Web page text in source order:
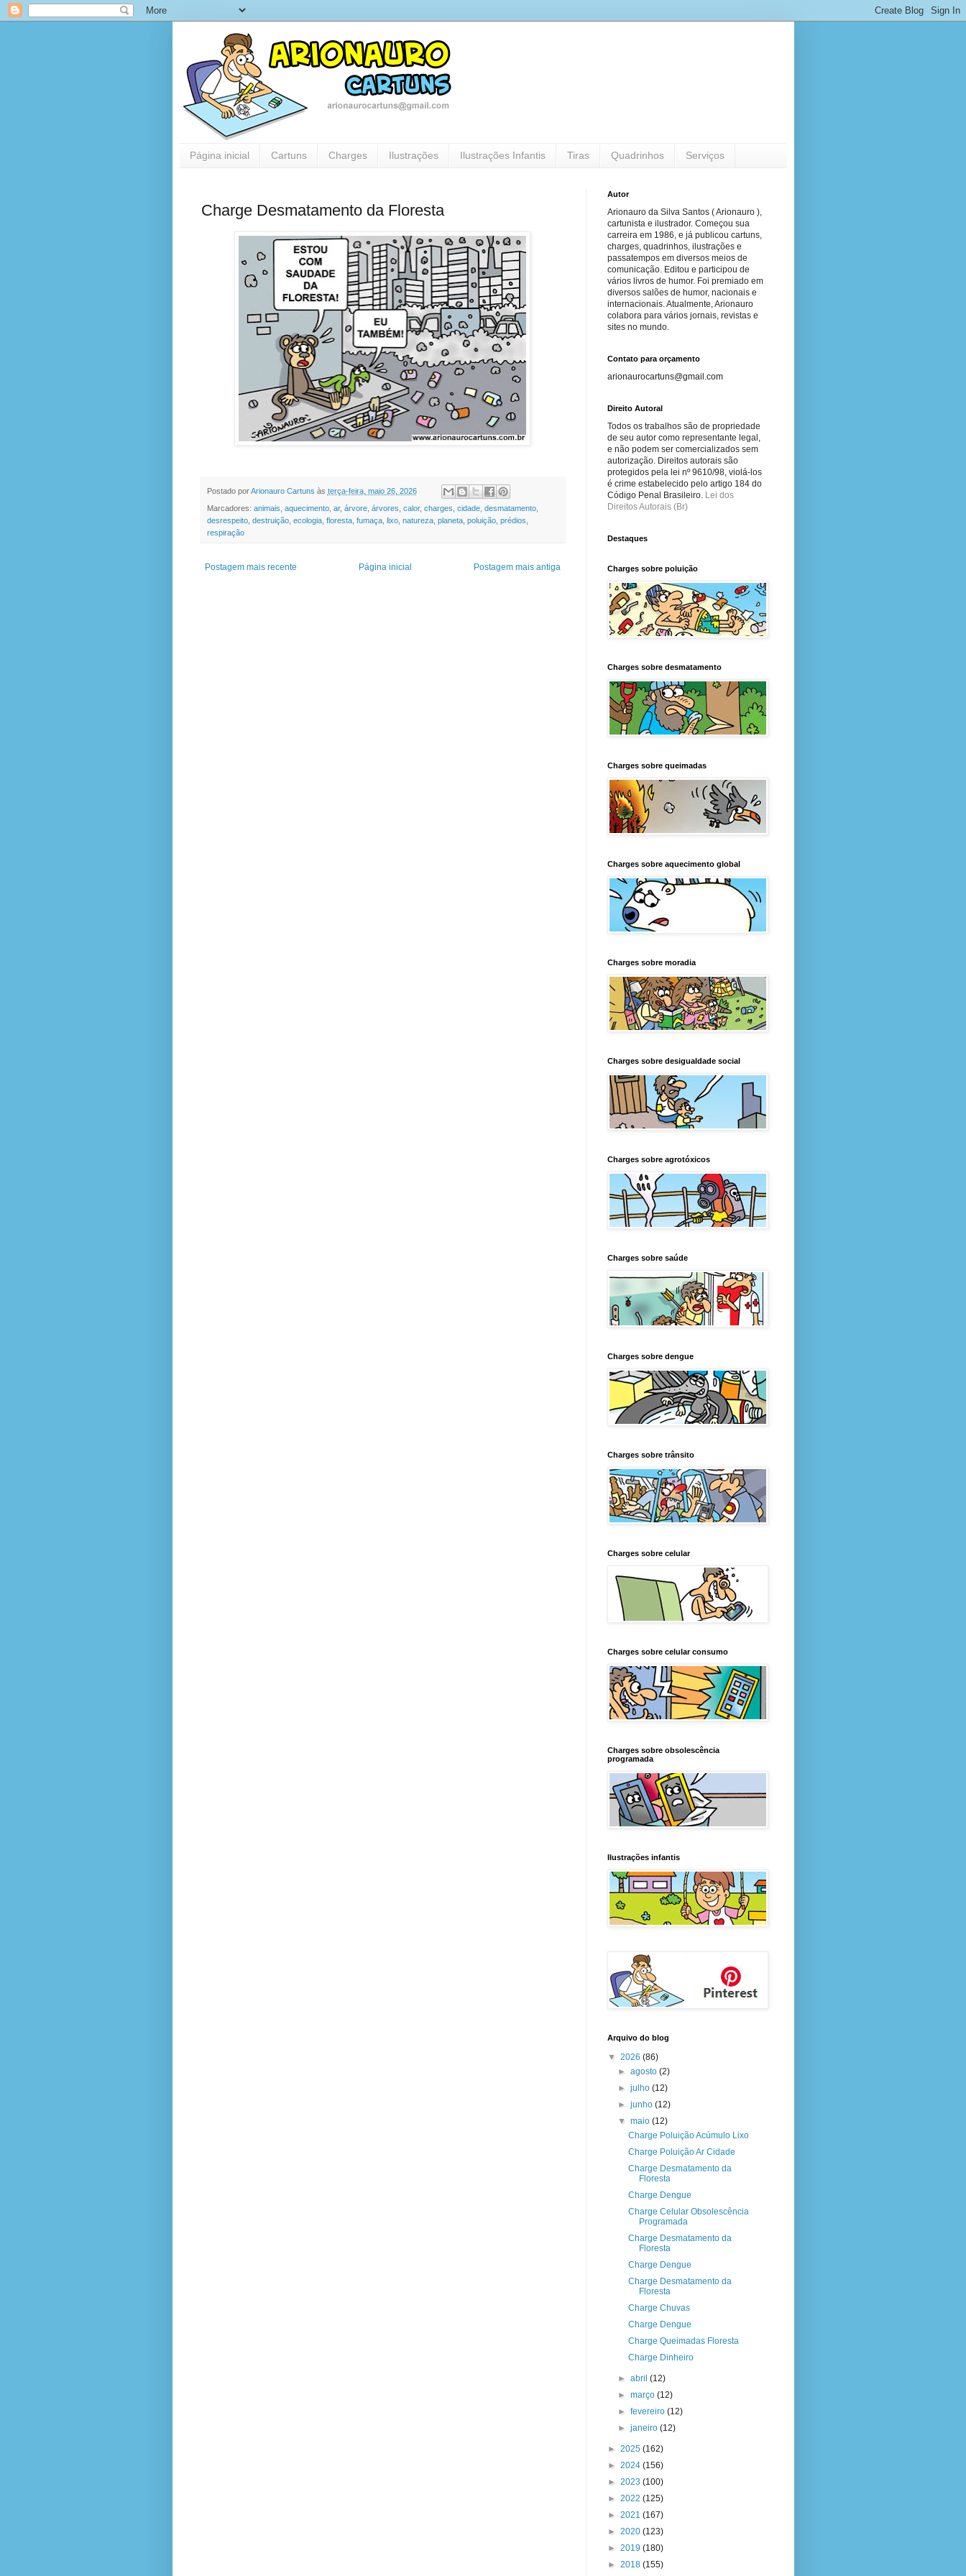
Página inicial Cartuns Charges Ilustrações Ilustrações Infantis Tiras Quadrinhos Serviços
Charge Desmatamento da Floresta
Postado porArionauro Cartuns às terça-feira, maio 26, 2026
Marcadores: animais aquecimento, ar, árvore, árvores calor, charges cidade, desmatamento,
desrespeito, destruição, ecologia, floresta, fumaça, lixo, natureza, planeta, poluição, prédios
respiração
Postagem mais recente Postagem mais antiga
Página inicial
Autor
Arionauro da Silva Santos ( Arionauro ),
cartunista e ilustrador. Começou sua
carreira em 1986, e já publicou cartuns,
charges, quadrinhos, ilustrações e
passatempos em diversos meios de
comunicação. Editou e participou de
vários livros de humor. Foi premiado em
diversos salões de humor, nacionais e
internacionais. Atualmente, Arionauro
colabora para vários jornais, revistas e
sites no mundo.
Contato para orçamento
arionaurocartuns@gmail.com
Direito Autoral
Todos os trabalhos são de propriedade
de seu autor como representante legal,
e não podem ser comercializados sem
autorização. Direitos autorais são
protegidos pela lei nº 9610/98, violá-los
é crime estabelecido pelo artigo 184 do
Código Penal Brasileiro. Lei dos
Direitos Autorais (Br)
Destaques
Charges sobre poluição
Charges sobre desmatamento
Charges sobre queimadas
Charges sobre aquecimento global
Charges sobre moradia
Charges sobre desigualdade social
Charges sobre agrotóxicos
Charges sobre saúde
Charges sobre dengue
Charges sobre trânsito
Charges sobre celular
Charges sobre celular consumo
Charges sobre obsolescência
programada
Ilustrações infantis
Arquivo do blog
▼ 2026 (86)
► agosto (2)
► julho (12)
► junho (12)
▼ maio (12)
Charge Poluição Acúmulo Lixo
Charge Poluição Ar Cidade
Charge Desmatamento da
Floresta
Charge Dengue
Charge Celular Obsolescência
Programada
Charge Desmatamento da
Floresta
Charge Dengue
Charge Desmatamento da
Floresta
Charge Chuvas
Charge Dengue
Charge Queimadas Floresta
Charge Dinheiro
► abril (12)
► março (12)
► fevereiro (12)
► janeiro (12)
► 2025 (162)
► 2024 (156)
► 2023 (100)
► 2022 (125)
► 2021 (167)
► 2020 (123)
► 2019 (180)
► 2018 (155)